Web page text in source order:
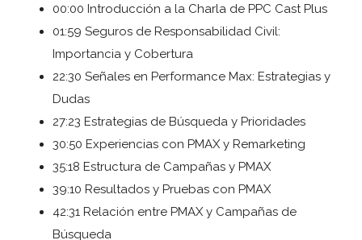
00:00 Introducción a la Charla de PPC Cast Plus
01:59 Seguros de Responsabilidad Civil:
Importancia y Cobertura
22:30 Señales en Performance Max: Estrategias y
Dudas
27:23 Estrategias de Búsqueda y Prioridades
30:50 Experiencias con PMAX y Remarketing
35:18 Estructura de Campañas y PMAX
39:10 Resultados y Pruebas con PMAX
42:31 Relación entre PMAX y Campañas de
Búsqueda